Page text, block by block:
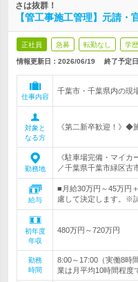
さは抜群！
【管工事施工管理】元請・
正社員 急募 転勤なし 学
情報更新日：2026/06/19 終了予定日
仕事内容
千葉市・千葉県内の現
対象と
なる方
《第二新卒歓迎！》◆
勤務地
《駐車場完備・マイ
／千葉県千葉市緑区古
給与
■月給30万円～45万円
慮して決定します。※
初年度
年収
480万円～720万円
勤務
時間
8:00～17:00（実働8
業は月平均10時間程度